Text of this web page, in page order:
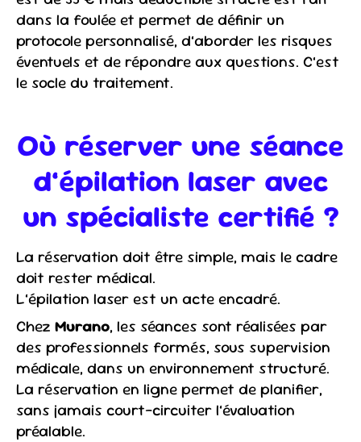
dans la foulée et permet de définir un
protocole personnalisé, d’aborder les risques
éventuels et de répondre aux questions. C’est
le socle du traitement.
Où réserver une séance
d’épilation laser avec
un spécialiste certifié ?
La réservation doit être simple, mais le cadre
doit rester médical.
L’épilation laser est un acte encadré.
Chez Murano, les séances sont réalisées par
des professionnels formés, sous supervision
médicale, dans un environnement structuré.
La réservation en ligne permet de planifier,
sans jamais court-circuiter l’évaluation
préalable.